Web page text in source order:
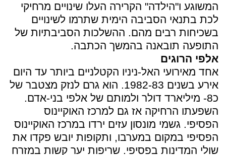
המשוגע ו"הילדה" הקרירה העלו שינויים מרחיקי
לכת בתנאי הסביבה הימית שתרמו לשינויים
בשכיחות רבים מהם. ההשלכות הסביבתיות של
התופעה תובאנה בהמשך הכתבה.
אלפי הרוגים
אחד מאירועי האל-ניניו הקטלניים ביותר עד היום
אירע בשנים 1982-83. הוא גרם לנזק מצטבר של
כ8- מיליארד דולר ולמותם של אלפי בני-אדם.
השפעתו הרחיקה אז גם למרכז האוקיינוס
הפסיפי. גשמי מונסון עזים ירדו במרכז האוקיינוס
הפסיפי במקום במערבו, ותקופות יובש פקדו את
שולי המדינות בפסיפי. שריפות יער קשות במזרח